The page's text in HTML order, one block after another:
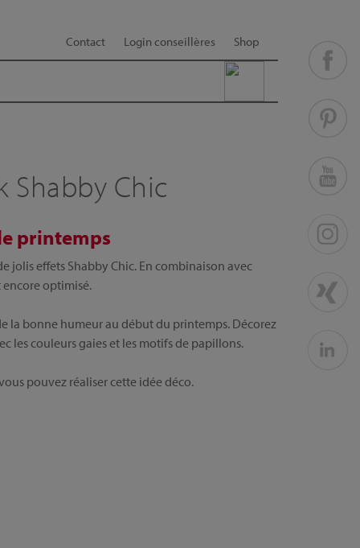
Contact Login conseillères Shop
Shabby Chic
printemps
jolis effets Shabby Chic. En combinaison avec
optimisé.
la bonne humeur au début du printemps. Décorez
les couleurs gaies et les motifs de papillons.
pouvez réaliser cette idée déco.